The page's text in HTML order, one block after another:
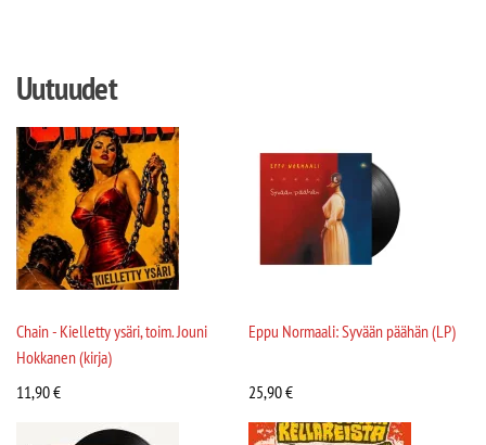
Uutuudet
Chain - Kielletty ysäri, toim. Jouni
Hokkanen (kirja)
11,90€
Eppu Normaali: Syvään päähän (LP)
25,90€